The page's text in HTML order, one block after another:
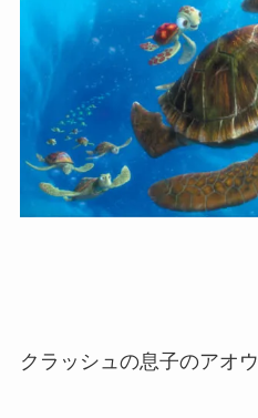
クラッシュの息子のアオ